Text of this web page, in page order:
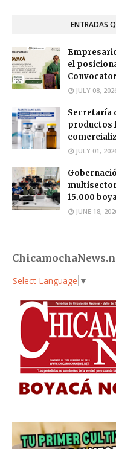
ENTRADAS
el
JULY 08,
Secretaría
productos
JULY 01,
15.000
JUNE 18,
Select Language ▼